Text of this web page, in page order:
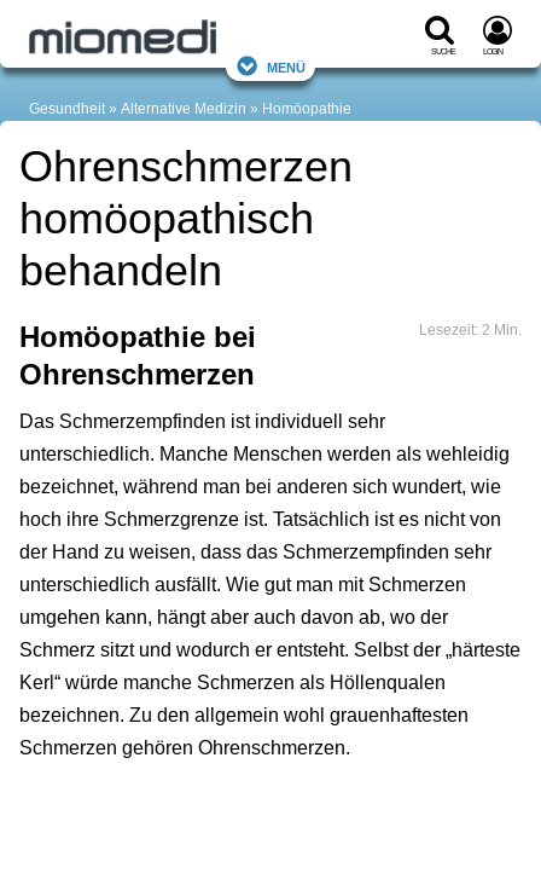
Suche Login
Menü
Gesundheit Alternative Medizin Homöopathie
Ohrenschmerzen
homöopathisch
behandeln
Lesezeit: 2 Min.
Homöopathie bei
Ohrenschmerzen
Das Schmerzempfinden ist individuell sehr
unterschiedlich. Manche Menschen werden als wehleidig
bezeichnet, während man bei anderen sich wundert, wie
hoch ihre Schmerzgrenze ist. Tatsächlich ist es nicht von
der Hand zu weisen, dass das Schmerzempfinden sehr
unterschiedlich ausfällt. Wie gut man mit Schmerzen
umgehen kann, hängt aber auch davon ab, wo der
Schmerz sitzt und wodurch er entsteht. Selbst der „härteste
Kerl“ würde manche Schmerzen als Höllenqualen
bezeichnen. Zu den allgemein wohl grauenhaftesten
Schmerzen gehören Ohrenschmerzen.